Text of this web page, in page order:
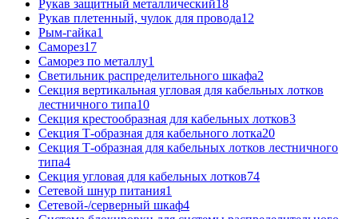
Рукав защитный металлический18
Рукав плетенный, чулок для провода12
Рым-гайка1
Саморез17
Саморез по металлу1
Светильник распределительного шкафа2
Секция вертикальная угловая для кабельных лотков
лестничного типа10
Секция крестообразная для кабельных лотков3
Секция Т-образная для кабельного лотка20
Секция Т-образная для кабельных лотков лестничного
типа4
Секция угловая для кабельных лотков74
Сетевой шнур питания1
Сетевой-/серверный шкаф4